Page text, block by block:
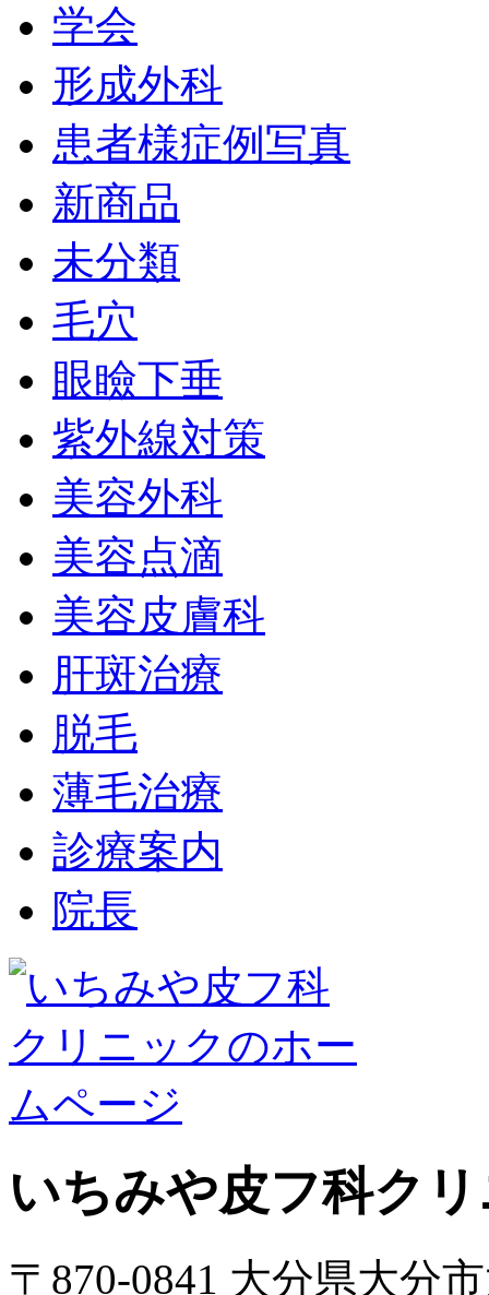
学会
形成外科
患者様症例写真
新商品
未分類
毛穴
眼瞼下垂
紫外線対策
美容外科
美容点滴
美容皮膚科
肝斑治療
脱毛
薄毛治療
診療案内
院長
いちみや皮フ科ク
〒870-0841 大分県大分